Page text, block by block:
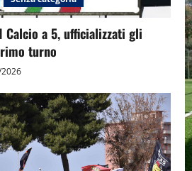
Calcio a 5, ufficializzati gli
turno